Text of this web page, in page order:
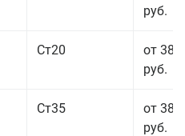
руб.
Ст20
от 38
руб.
Ст35
от 38
руб.